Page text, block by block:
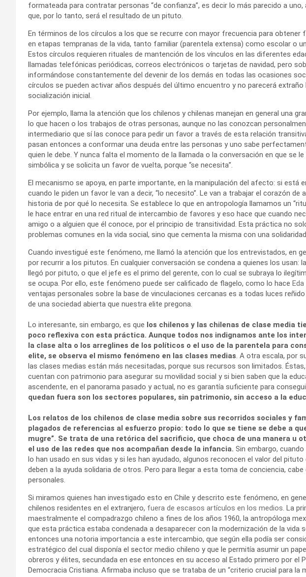
formateada para contratar personas “de confianza”, es decir lo más parecido a
que, por lo tanto, será el resultado de un pituto.
En términos de los círculos a los que se recurre con mayor frecuencia para
en etapas tempranas de la vida, tanto familiar (parentela extensa) como escolar o
Estos círculos requieren rituales de mantención de los vínculos en las diferentes
llamadas telefónicas periódicas, correos electrónicos o tarjetas de navidad, pero
informándose constantemente del devenir de los demás en todas las ocasiones
círculos se pueden activar años después del último encuentro y no parecerá extraño
socialización inicial.
Por ejemplo, llama la atención que los chilenos y chilenas manejan en general una
lo que hacen o los trabajos de otras personas, aunque no las conozcan
intermediario que sí las conoce para pedir un favor a través de esta relación
pasan entonces a conformar una deuda entre las personas y uno sabe
quien le debe. Y nunca falta el momento de la llamada o la conversación en que se
simbólica y se solicita un favor de vuelta, porque “se necesita”.
El mecanismo se apoya, en parte importante, en la manipulación del afecto: si está
cuando le piden un favor le van a decir, “lo necesito”. Le van a trabajar el corazón de
historia de por qué lo necesita. Se establece lo que en antropología llamamos un
le hace entrar en una red ritual de intercambio de favores y eso hace que cuando
amigo o a alguien que él conoce, por el principio de transitividad. Esta práctica no
problemas comunes en la vida social, sino que cementa la misma con una
Cuando investigué este fenómeno, me llamó la atención que los entrevistados, en
por recurrir a los pitutos. En cualquier conversación se condena a quienes los usan:
llegó por pituto, o que el jefe es el primo del gerente, con lo cual se subraya lo
se ocupa. Por ello, este fenómeno puede ser calificado de flagelo, como lo hace Eda
ventajas personales sobre la base de vinculaciones cercanas es a todas luces
de una sociedad abierta que nuestra elite pregona.
Lo interesante, sin embargo, es que los chilenos y las chilenas de clase media
poco reflexiva con esta práctica. Aunque todos nos indignamos ante los
la clase alta o los arreglines de los políticos o el uso de la parentela para
elite, se observa el mismo fenómeno en las clases medias . A otra escala, por
las clases medias están más necesitadas, porque sus recursos son limitados.
cuentan con patrimonio para asegurar su movilidad social y si bien saben que la
ascendente, en el panorama pasado y actual, no es garantía suficiente para
quedan fuera son los sectores populares, sin patrimonio, sin acceso a la
Los relatos de los chilenos de clase media sobre sus recorridos sociales y
plagados de referencias al esfuerzo propio: todo lo que se tiene se debe a
mugre”. Se trata de una retórica del sacrificio, que choca de una manera u
el uso de las redes que nos acompañan desde la infancia. Sin embargo,
lo han usado en sus vidas y si les han ayudado, algunos reconocen el valor del
deben a la ayuda solidaria de otros. Pero para llegar a esta toma de conciencia,
personales.
Si miramos quienes han investigado esto en Chile y descrito este fenómeno, en
chilenos residentes en el extranjero, fuera de escasos artículos en los medios . La
maestralmente el compadrazgo chileno a fines de los años 1960, la antropóloga
que esta práctica estaba condenada a desaparecer con la modernización de la vida
entonces una notoria importancia a este intercambio, que según ella podía ser
estratégico del cual disponía el sector medio chileno y que le permitía asumir un
obreros y élites, secundada en ese entonces en su acceso al Estado primero por el
Democracia Cristiana. Afirmaba incluso que se trataba de un “criterio crucial para la